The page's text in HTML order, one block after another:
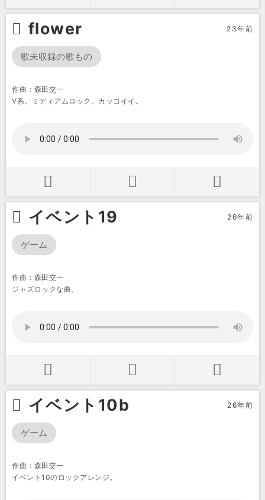
flower 23年前
歌未収録の歌もの
作曲：森田交一
V系。ミディアムロック。カッコイイ。
イベント19 26年前
ゲーム
作曲：森田交一
ジャズロックな曲。
イベント10b 26年前
ゲーム
作曲：森田交一
イベント10のロックアレンジ。